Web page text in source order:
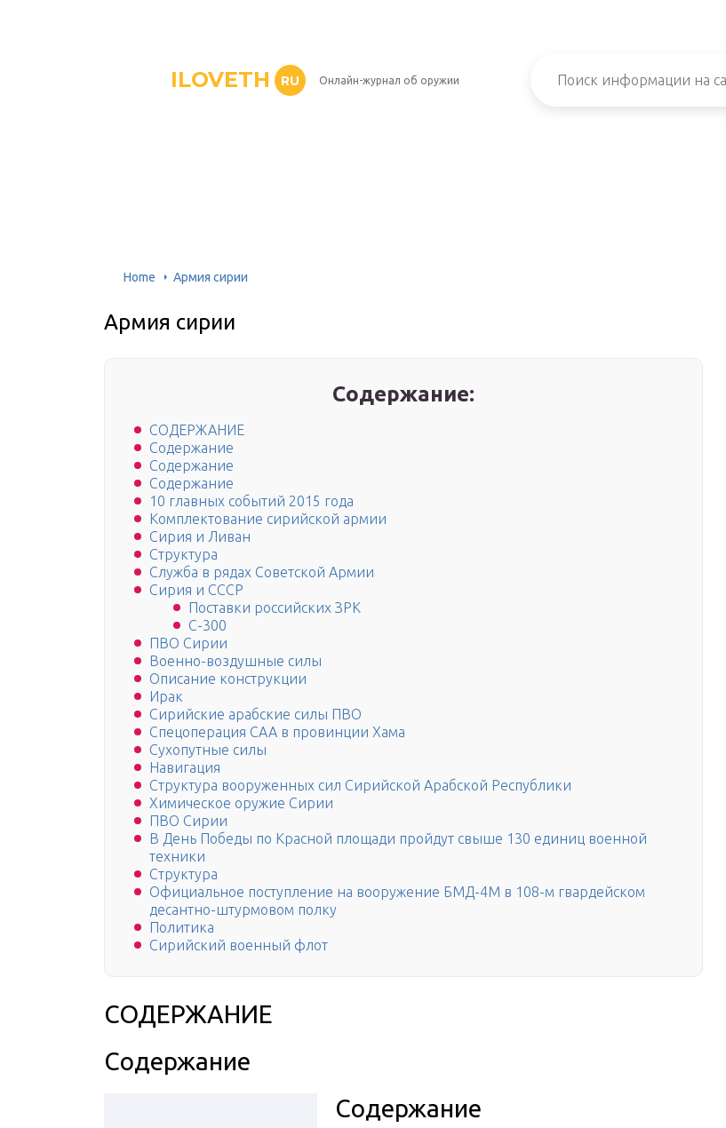
ILOVETH RU Онлайн-журнал об оружии
Home Армия сирии
Армия сирии
Содержание:
СОДЕРЖАНИЕ
Содержание
Содержание
Содержание
10 главных событий 2015 года
Комплектование сирийской армии
Сирия и Ливан
Структура
Служба в рядах Советской Армии
Сирия и СССР
Поставки российских ЗРК
С-300
ПВО Сирии
Военно-воздушные силы
Описание конструкции
Ирак
Сирийские арабские силы ПВО
Спецоперация САА в провинции Хама
Сухопутные силы
Навигация
Структура вооруженных сил Сирийской Арабской Республики
Химическое оружие Сирии
ПВО Сирии
В День Победы по Красной площади пройдут свыше 130 единиц военной
техники
Структура
Официальное поступление на вооружение БМД-4М в 108-м гвардейском
десантно-штурмовом полку
Политика
Сирийский военный флот
СОДЕРЖАНИЕ
Содержание
Содержание